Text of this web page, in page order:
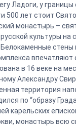
Ладоги, у границы
500 лет стоит
монастырь –
культуры на
стены
впечатляют
в 16 веке на
Александру
территория
по “образу
карельских
монастырь всю